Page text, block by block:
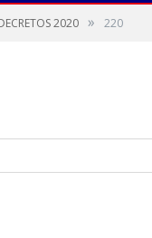
2020 » 220